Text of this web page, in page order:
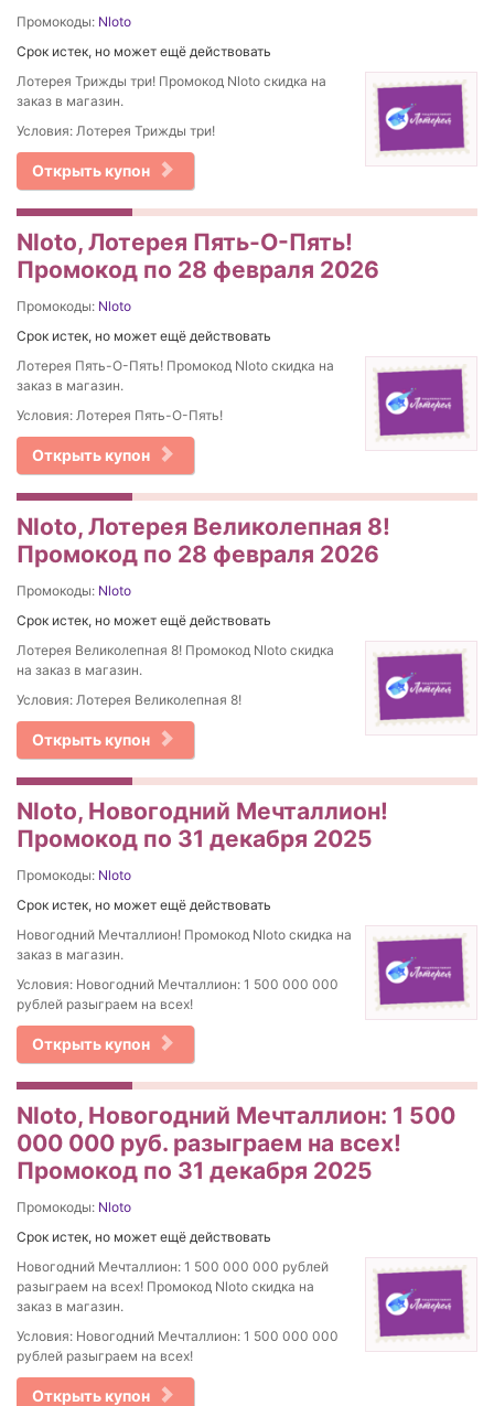
Промокоды: Nloto
Срок истек, но может ещё действовать
Лотерея Трижды три! Промокод Nloto скидка на
заказ в магазин.
Условия: Лотерея Трижды три!
Открыть купон
Nloto, Лотерея Пять-О-Пять!
Промокод по 28 февраля 2026
Промокоды: Nloto
Срок истек, но может ещё действовать
Лотерея Пять-О-Пять! Промокод Nloto скидка на
заказ в магазин.
Условия: Лотерея Пять-О-Пять!
Открыть купон
Nloto, Лотерея Великолепная 8!
Промокод по 28 февраля 2026
Промокоды: Nloto
Срок истек, но может ещё действовать
Лотерея Великолепная 8! Промокод Nloto скидка
на заказ в магазин.
Условия: Лотерея Великолепная 8!
Открыть купон
Nloto, Новогодний Мечталлион!
Промокод по 31 декабря 2025
Промокоды: Nloto
Срок истек, но может ещё действовать
Новогодний Мечталлион! Промокод Nloto скидка на
заказ в магазин.
Условия: Новогодний Мечталлион: 1 500 000 000
рублей разыграем на всех!
Открыть купон
Nloto, Новогодний Мечталлион: 1 500
000 000 руб. разыграем на всех!
Промокод по 31 декабря 2025
Промокоды: Nloto
Срок истек, но может ещё действовать
Новогодний Мечталлион: 1 500 000 000 рублей
разыграем на всех! Промокод Nloto скидка на
заказ в магазин.
Условия: Новогодний Мечталлион: 1 500 000 000
рублей разыграем на всех!
Открыть купон